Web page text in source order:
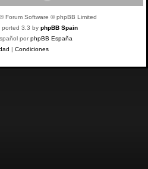
® Forum Software © phpBB Limited
ported 3.3 by phpBB Spain
porphpBB España
| Condiciones